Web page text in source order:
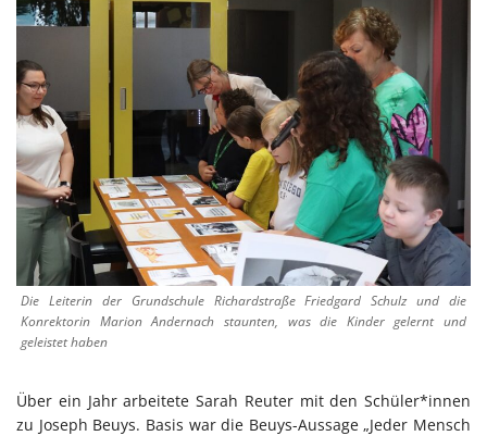
Die Leiterin der Grundschule Richardstraße Friedgard Schulz und die
Konrektorin Marion Andernach staunten, was die Kinder gelernt und
geleistet haben
Über ein Jahr arbeitete Sarah Reuter mit den Schüler*innen
zu Joseph Beuys. Basis war die Beuys-Aussage „Jeder Mensch